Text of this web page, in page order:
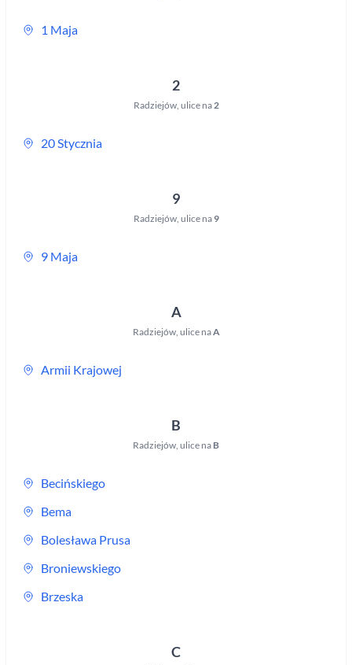
1 Maja
2
Radziejów, ulice na2
20 Stycznia
9
Radziejów, ulice na 9
9 Maja
A
Radziejów, ulice naA
Armii Krajowej
B
Radziejów, ulice na B
Becińskiego
Bema
Bolesława Prusa
Broniewskiego
Brzeska
C